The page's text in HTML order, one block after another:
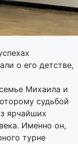
о его детстве,
Михаила и
судьбой
ярчайших
Именно он,
турне